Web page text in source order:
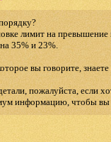
лимит на
35% и 23%.
вы говорите,
пожалуйста, если
информацию, чтобы вы